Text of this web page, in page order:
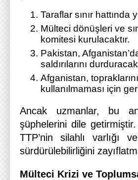
Taraflar sınır
Mülteci dönüşleri ve
komitesi kurulacaktır.
Pakistan,
saldırılarını
Afganistan,
kullanılmaması için
Ancak uzmanlar, bu
şüphelerini dile
TTP’nin silahlı varlığı
sürdürülebilirliğini
Mülteci Krizi ve